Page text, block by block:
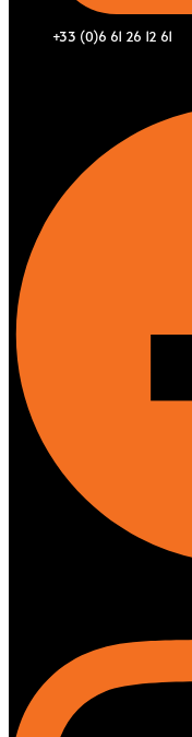
+33 (0)6 61 26 12 61